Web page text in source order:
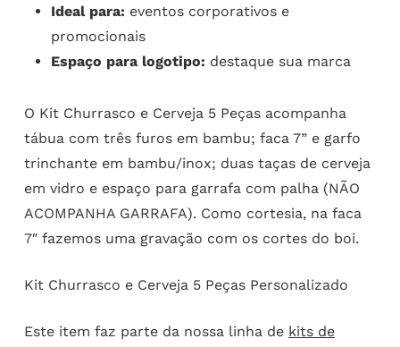
Ideal para: eventos corporativos e
promocionais
Espaço para logotipo: destaque sua marca
O Kit Churrasco e Cerveja 5 Peças acompanha
tábua com três furos em bambu; faca 7” e garfo
trinchante em bambu/inox; duas taças de cerveja
em vidro e espaço para garrafa com palha (NÃO
ACOMPANHA GARRAFA). Como cortesia, na faca
7″ fazemos uma gravação com os cortes do boi.
Kit Churrasco e Cerveja 5 Peças Personalizado
Este item faz parte da nossa linha de kits de